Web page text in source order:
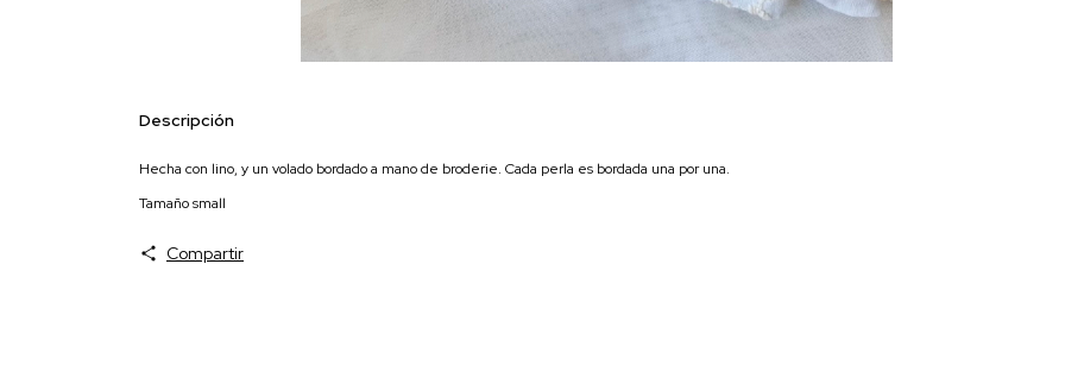
Descripción
Hecha con lino, y un volado bordado a mano de broderie. Cada perla es bordada una por una.
Tamaño small
Compartir